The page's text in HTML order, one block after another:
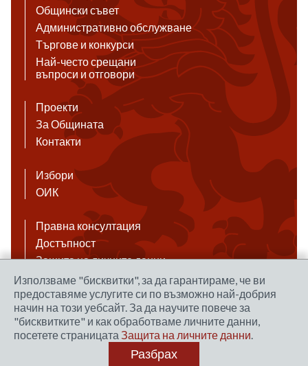
Общински съвет
Административно обслужване
Търгове и конкурси
Най-често срещани
въпроси и отговори
Проекти
За Общината
Контакти
Избори
ОИК
Правна консултация
Достъпност
Защита на личните данни
Антикорупция
Връзки
Правила за ползване на сайта
Уеб дизайн и хостинг: NEO MEDIA
Използваме "бисквитки", за да гарантираме, че ви
предоставяме услугите си по възможно най-добрия
начин на този уебсайт. За да научите повече за
"бисквитките" и как обработваме личните данни,
посетете страницата Защита на личните данни.
Разбрах